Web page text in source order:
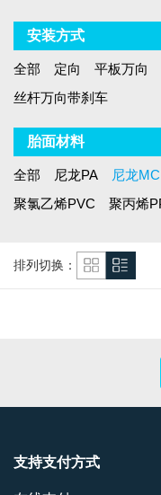
安装方式
全部 定向 平板万向
丝杆万向带刹车
胎面材料
全部 尼龙PA 尼龙MC
聚氯乙烯PVC
聚丙烯
排列切换：
支持支付方式